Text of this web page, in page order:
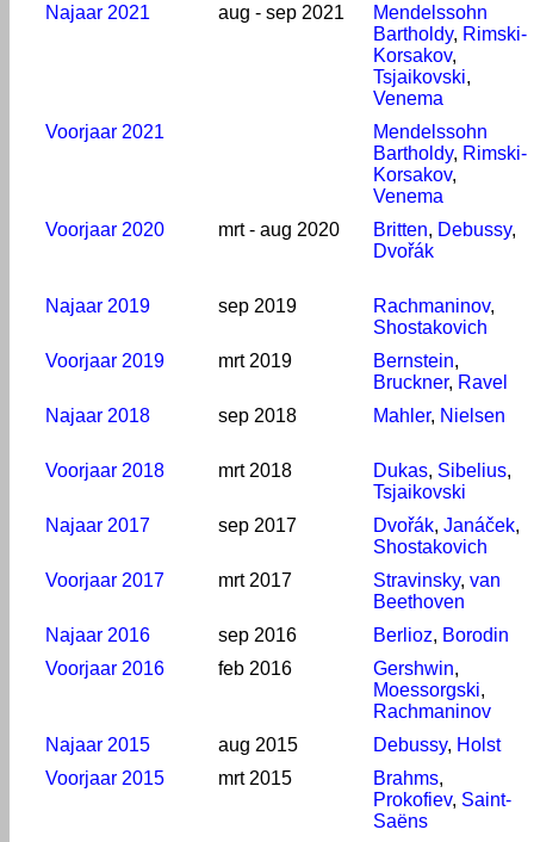
Najaar 2021 aug - sep 2021
Mendelssohn
Bartholdy, Rimski-
Korsakov,
Tsjaikovski,
Venema
Voorjaar 2021
Mendelssohn
Bartholdy, Rimski-
Korsakov,
Venema
Voorjaar 2020
mrt - aug 2020 Britten, Debussy,
Dvořák
Najaar 2019 sep 2019 Rachmaninov,
Shostakovich
Voorjaar 2019
mrt 2019 Bernstein,
Bruckner, Ravel
Najaar 2018
sep 2018 Mahler, Nielsen
Voorjaar 2018 mrt 2018 Dukas, Sibelius,
Tsjaikovski
Najaar 2017
sep 2017 Dvořák, Janáček,
Shostakovich
Voorjaar 2017
mrt 2017 Stravinsky, van
Beethoven
Najaar 2016
sep 2016 Berlioz, Borodin
Voorjaar 2016
feb 2016 Gershwin,
Moessorgski,
Rachmaninov
Najaar 2015
aug 2015 Debussy, Holst
Voorjaar 2015
mrt 2015 Brahms,
Prokofiev, Saint-
Saëns